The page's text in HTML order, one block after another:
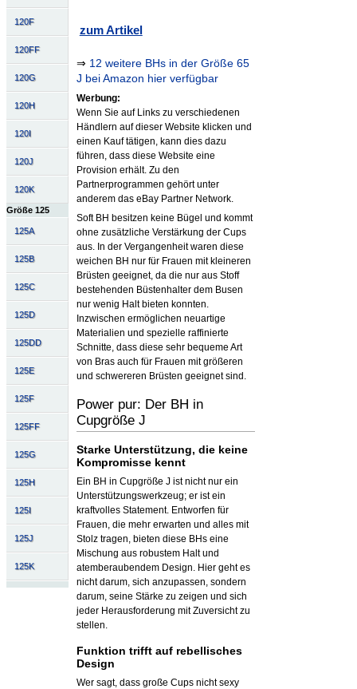
120F
120FF
120G
120H
120I
120J
120K
Größe 125
125A
125B
125C
125D
125DD
125E
125F
125FF
125G
125H
125I
125J
125K
zum Artikel
⇒ 12 weitere BHs in der Größe 65
J bei Amazon hier verfügbar
Werbung:
Wenn Sie auf Links zu verschiedenen
Händlern auf dieser Website klicken und
einen Kauf tätigen, kann dies dazu
führen, dass diese Website eine
Provision erhält. Zu den
Partnerprogrammen gehört unter
anderem das eBay Partner Network.
Soft BH besitzen keine Bügel und kommt
ohne zusätzliche Verstärkung der Cups
aus. In der Vergangenheit waren diese
weichen BH nur für Frauen mit kleineren
Brüsten geeignet, da die nur aus Stoff
bestehenden Büstenhalter dem Busen
nur wenig Halt bieten konnten.
Inzwischen ermöglichen neuartige
Materialien und spezielle raffinierte
Schnitte, dass diese sehr bequeme Art
von Bras auch für Frauen mit größeren
und schwereren Brüsten geeignet sind.
Power pur: Der BH in
Cupgröße J
Starke Unterstützung, die keine
Kompromisse kennt
Ein BH in Cupgröße J ist nicht nur ein
Unterstützungswerkzeug; er ist ein
kraftvolles Statement. Entworfen für
Frauen, die mehr erwarten und alles mit
Stolz tragen, bieten diese BHs eine
Mischung aus robustem Halt und
atemberaubendem Design. Hier geht es
nicht darum, sich anzupassen, sondern
darum, seine Stärke zu zeigen und sich
jeder Herausforderung mit Zuversicht zu
stellen.
Funktion trifft auf rebellisches
Design
Wer sagt, dass große Cups nicht sexy